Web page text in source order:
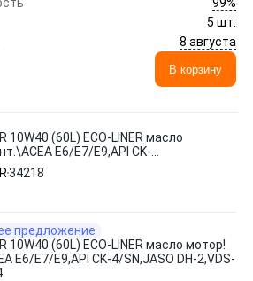
5 шт.
8 августа
В корзину
10W40 (60L) ECO-LINER масло
E6/E7/E9,API CK-
DH-2,VDS-4.5/VDS-4
34218
предложение
10W40 (60L) ECO-LINER масло мотор!
E6/E7/E9,API CK-4/SN,JASO DH-2,VDS-